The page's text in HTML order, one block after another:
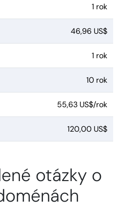
1 rok
46,96 US$
1 rok
10 rok
55,63 US$/rok
120,00 US$
otázky o